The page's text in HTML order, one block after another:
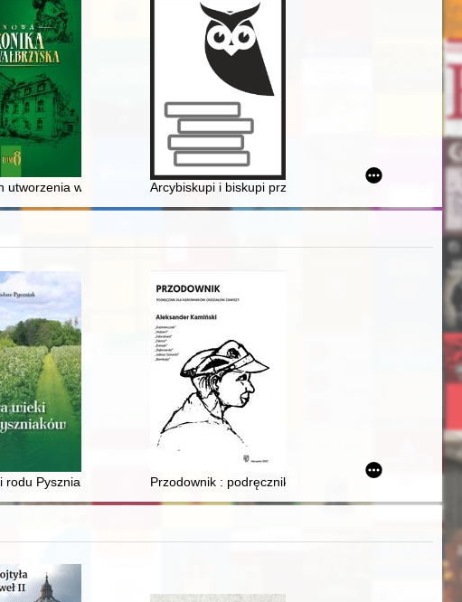
żołnierzy stacjonujących na Wawelu w Krakowie / Jakub Puziuk
(1962-2019) - recenzja]
utworzenia wielkiego Wałbrzycha w latach 1925-1934
Arcybiskupi i biskupi przemyscy : słownik biograficzny
w 1936 r
rodu Pyszniaków Przodownik : podręcznik dla kierowników oddziałów